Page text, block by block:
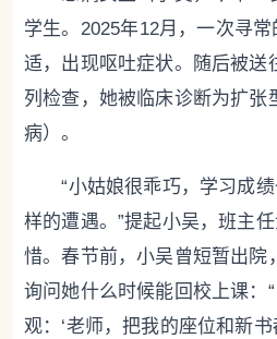
学生。2025年12月，一次寻
适，出现呕吐症状。随后被送
列检查，她被临床诊断为扩张
病）。
“小姑娘很乖巧，学习成绩
样的遭遇。”提起小吴，班主
惜。春节前，小吴曾短暂出院
询问她什么时候能回校上课：
观：‘老师，把我的座位和新